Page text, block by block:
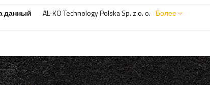
данный
AL-KO Technology Polska Sp. z o. o. Более